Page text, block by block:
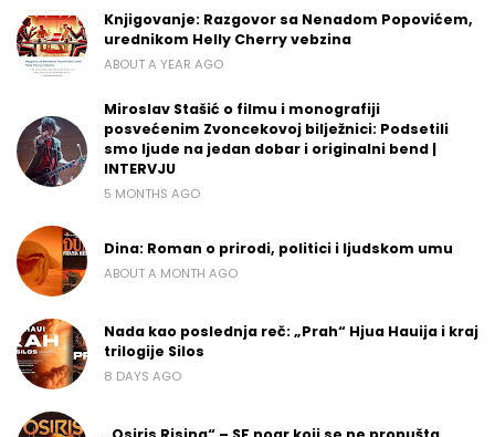
Knjigovanje: Razgovor sa Nenadom Popovićem,
urednikom Helly Cherry vebzina
ABOUT A YEAR AGO
Miroslav Stašić o filmu i monografiji
posvećenim Zvoncekovoj bilježnici: Podsetili
smo ljude na jedan dobar i originalni bend |
INTERVJU
5 MONTHS AGO
Dina: Roman o prirodi, politici i ljudskom umu
ABOUT A MONTH AGO
Nada kao poslednja reč: „Prah“ Hjua Hauija i kraj
trilogije Silos
8 DAYS AGO